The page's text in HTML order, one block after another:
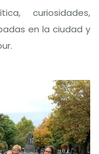
curiosidades,
en la ciudad y